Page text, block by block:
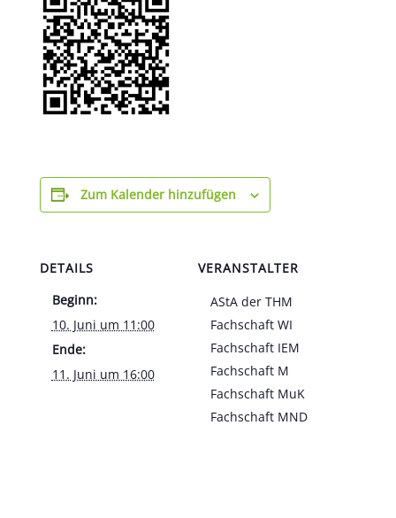
Zum Kalender hinzufügen
DETAILS
Beginn:
10. Juni um 11:00
Ende:
11. Juni um 16:00
VERANSTALTER
AStA der THM
Fachschaft WI
Fachschaft IEM
Fachschaft M
Fachschaft MuK
Fachschaft MND